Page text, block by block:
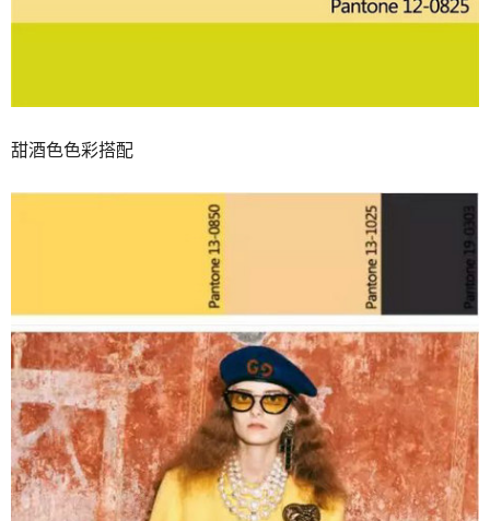
甜酒色色彩搭配